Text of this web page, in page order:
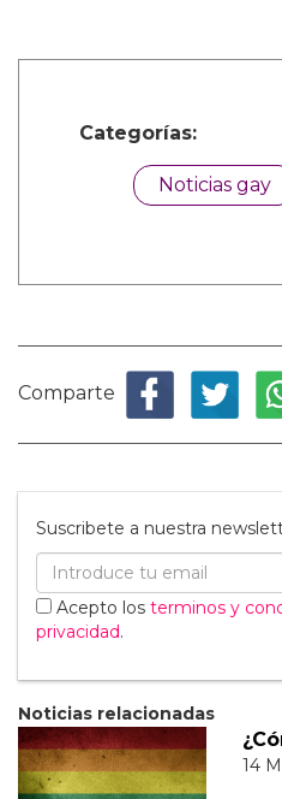
Categorías:
Noticias gay
Comparte
Suscribete a nuestra
Acepto los terminos y
privacidad.
Noticias relacionadas
14